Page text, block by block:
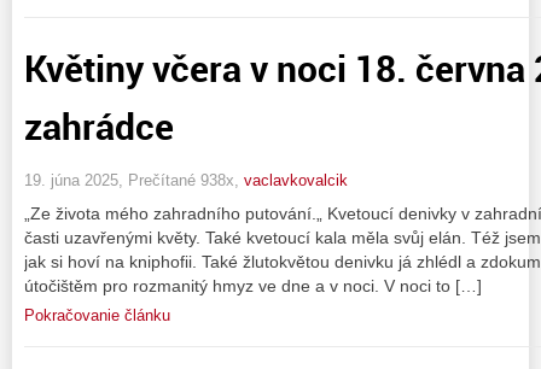
Květiny včera v noci 18. června
zahrádce
19. júna 2025, Prečítané 938x, vaclavkovalcik
„Ze života mého zahradního putování.„ Kvetoucí denivky v
časti uzavřenými květy. Také kvetoucí kala měla svůj elán. Též
jak si hoví na kniphofii. Také žlutokvětou denivku já zhlédl a
útočištěm pro rozmanitý hmyz ve dne a v noci. V noci to […]
Pokračovanie článku